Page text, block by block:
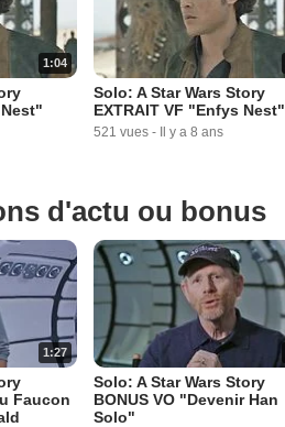
1:04
Solo: A Star Wars Story
EXTRAIT VF "Enfys Nest"
521 vues - Il y a 8 ans
d'actu ou bonus
1:27
Faucon
Solo: A Star Wars Story
BONUS VO "Devenir Han
Solo"